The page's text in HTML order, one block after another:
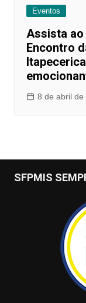
Eventos
Assista ao
Encontro
8 de abril de
SFPMIS